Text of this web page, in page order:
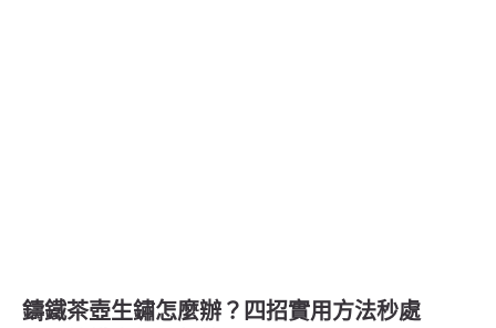
鑄鐵茶壺生鏽怎麼辦？四招實用方法秒處